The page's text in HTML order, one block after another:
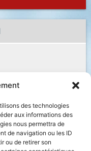
des technologies
aux informations des
nous permettra de
de navigation ou les ID
ou de retirer son
Salle de presse